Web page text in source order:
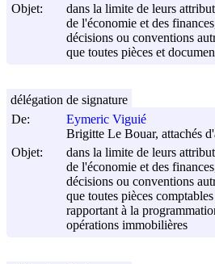
Objet:
dans la limite de leurs
de l'économie et des
décisions ou conventions
que toutes pièces et
De:
Eymeric Viguié
Brigitte Le Bouar, attachés
Objet:
dans la limite de leurs
de l'économie et des
décisions ou conventions
que toutes pièces
rapportant à la
opérations immobilières
délégation de signature